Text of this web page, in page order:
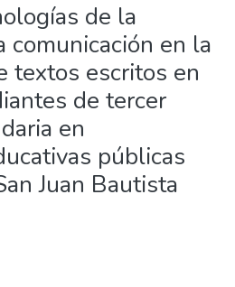
de la
comunicación en la
textos escritos en
de tercer
en
públicas
Juan Bautista